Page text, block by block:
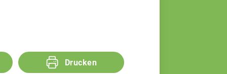
Drucken